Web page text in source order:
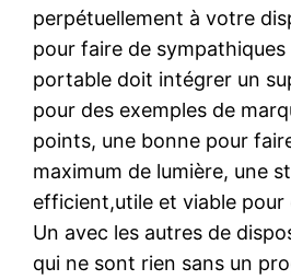
perpétuellement à votre
pour faire de
portable doit intégrer un
pour des exemples de
points, une bonne pour
maximum de lumière, une
efficient,utile et viable
Un avec les autres de
qui ne sont rien sans un